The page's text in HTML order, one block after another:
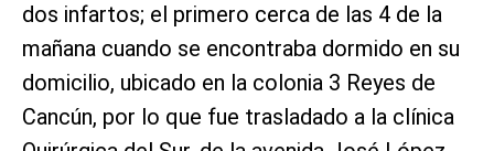
dos infartos; el primero cerca de las 4 de la
mañana cuando se encontraba dormido en su
domicilio, ubicado en la colonia 3 Reyes de
Cancún, por lo que fue trasladado a la clínica